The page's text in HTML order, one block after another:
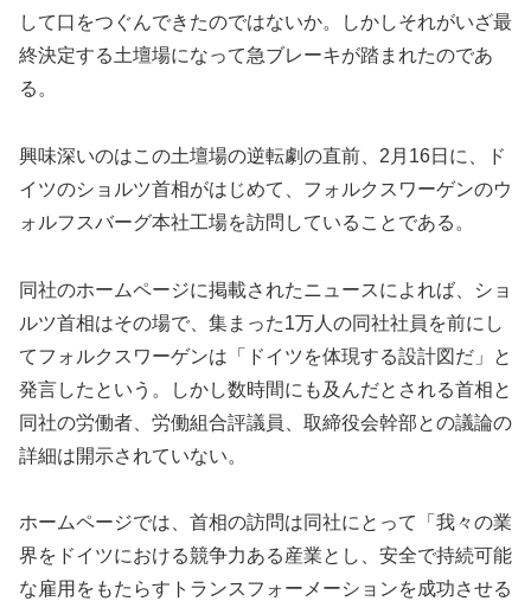
して口をつぐんできたのではないか。しかしそれがいざ最
終決定する土壇場になって急ブレーキが踏まれたのであ
る。
興味深いのはこの土壇場の逆転劇の直前、2月16日に、ド
イツのショルツ首相がはじめて、フォルクスワーゲンのウ
ォルフスバーグ本社工場を訪問していることである。
同社のホームページに掲載されたニュースによれば、ショ
ルツ首相はその場で、集まった1万人の同社社員を前にし
てフォルクスワーゲンは「ドイツを体現する設計図だ」と
発言したという。しかし数時間にも及んだとされる首相と
同社の労働者、労働組合評議員、取締役会幹部との議論の
詳細は開示されていない。
ホームページでは、首相の訪問は同社にとって「我々の業
界をドイツにおける競争力ある産業とし、安全で持続可能
な雇用をもたらすトランスフォーメーションを成功させる